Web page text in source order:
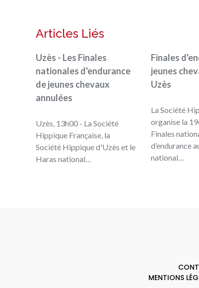
Articles Liés
Uzès - Les Finales
nationales d'endurance
de jeunes chevaux
annulées
Uzès, 13h00 - La Société
Hippique Française, la
Société Hippique d'Uzès et le
Haras national…
Finales
jeunes
Uzès
La Société
organise la
Finales
d’endurance
national…
MENTIONS